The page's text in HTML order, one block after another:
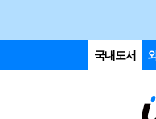
국내도서